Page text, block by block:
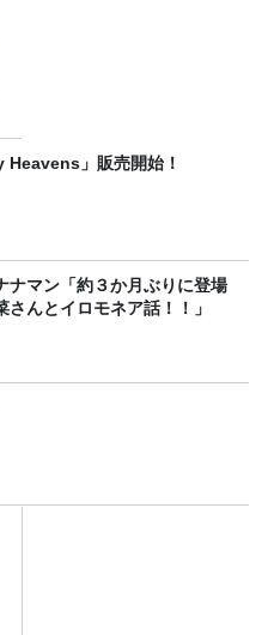
Heavens」販売開始！
さんとイロモネア話！！」